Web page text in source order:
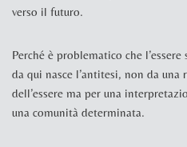
verso il futuro.
Perché è problematico che
da qui nasce l’antitesi, non da
dell’essere ma per una
una comunità determinata.